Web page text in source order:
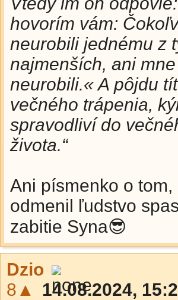
hovorím vám:
neurobili jednému z
najmenších, ani
neurobili.« A pôjdu
večného trápenia,
spravodliví do
života.“
Ani písmenko o tom,
odmenil ľudstvo
zabitie Syna😎
Dzio
8▲
14.08.2024,